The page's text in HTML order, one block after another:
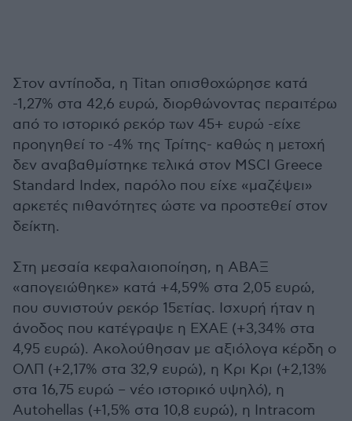
Στον αντίποδα, η Titan οπισθοχώρησε κατά
-1,27% στα 42,6 ευρώ, διορθώνοντας περαιτέρω
από το ιστορικό ρεκόρ των 45+ ευρώ -είχε
προηγηθεί το -4% της Τρίτης- καθώς η μετοχή
δεν αναβαθμίστηκε τελικά στον MSCI Greece
Standard Index, παρόλο που είχε «μαζέψει»
αρκετές πιθανότητες ώστε να προστεθεί στον
δείκτη.
Στη μεσαία κεφαλαιοποίηση, η ΑΒΑΞ
«απογειώθηκε» κατά +4,59% στα 2,05 ευρώ,
που συνιστούν ρεκόρ 15ετίας. Ισχυρή ήταν η
άνοδος που κατέγραψε η ΕΧΑΕ (+3,34% στα
4,95 ευρώ). Ακολούθησαν με αξιόλογα κέρδη ο
ΟΛΠ (+2,17% στα 32,9 ευρώ), η Κρι Κρι (+2,13%
στα 16,75 ευρώ – νέο ιστορικό υψηλό), η
Autohellas (+1,5% στα 10,8 ευρώ), η Intracom